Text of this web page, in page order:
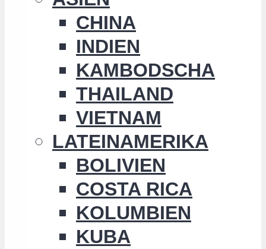
CHINA
INDIEN
KAMBODSCHA
THAILAND
VIETNAM
LATEINAMERIKA
BOLIVIEN
COSTA RICA
KOLUMBIEN
KUBA